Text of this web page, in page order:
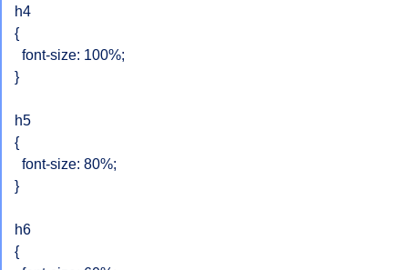
h4
{
}
h5
{
}
h6
{